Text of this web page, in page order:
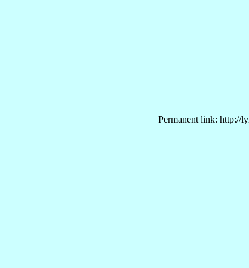
Permanent link: http://